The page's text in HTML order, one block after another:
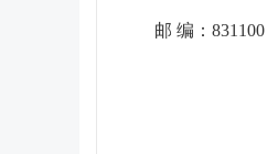
邮 编：831100